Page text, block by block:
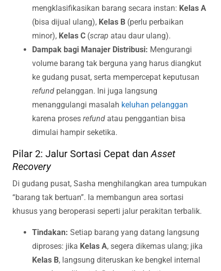
mengklasifikasikan barang secara instan: Kelas A
(bisa dijual ulang), Kelas B (perlu perbaikan
minor), Kelas C (scrap atau daur ulang).
Dampak bagi Manajer Distribusi: Mengurangi
volume barang tak berguna yang harus diangkut
ke gudang pusat, serta mempercepat keputusan
refund pelanggan. Ini juga langsung
menanggulangi masalah keluhan pelanggan
karena proses refund atau penggantian bisa
dimulai hampir seketika.
Pilar 2: Jalur Sortasi Cepat dan Asset
Recovery
Di gudang pusat, Sasha menghilangkan area tumpukan
“barang tak bertuan”. Ia membangun area sortasi
khusus yang beroperasi seperti jalur perakitan terbalik.
Tindakan: Setiap barang yang datang langsung
diproses: jika Kelas A, segera dikemas ulang; jika
Kelas B, langsung diteruskan ke bengkel internal